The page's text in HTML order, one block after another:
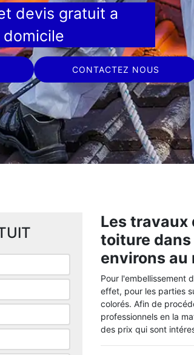
devis gratuit a
domicile
CONTACTEZ NOUS
Les travaux
toiture dans
environs au
Pour l'embellissement
effet, pour les parties
colorés. Afin de
professionnels en la
des prix qui sont